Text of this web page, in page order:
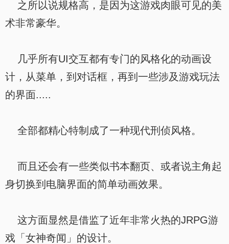
之所以说规格高，是因为这游戏肉眼可见的美
术非常豪华。
几乎所有UI交互都有专门的风格化的动画设
计，从菜单，到对话框，再到一些涉及游戏玩法
的界面.....
全部都精心特制成了一种现代刑侦风格。
而且还会有一些类似书本翻页、或者说主角起
身切换到电脑界面的简单动画效果。
这方面显然是借监了近年非常火热的JRPG游
戏「女神奇闻」的设计。